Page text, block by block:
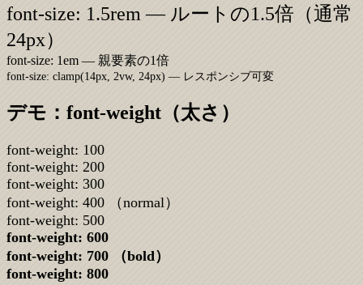
font-size: 1.5rem — ルートの1.5倍（通常
24px）
font-size: 1em — 親要素の1倍
font-size: clamp(14px, 2vw, 24px) — レスポンシブ可変
デモ：font-weight（太さ）
font-weight: 100
font-weight: 200
font-weight: 300
font-weight: 400
（normal）
font-weight: 500
font-weight: 600
font-weight: 700
（bold）
font-weight: 800